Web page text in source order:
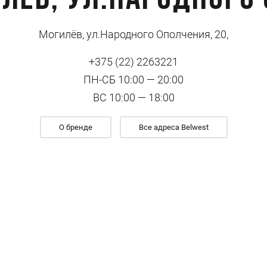
Могилёв, ул.Народного Ополчения, 20,
+375 (22) 2263221
ПН-СБ 10:00 — 20:00
ВС 10:00 — 18:00
О бренде Все адреса Belwest